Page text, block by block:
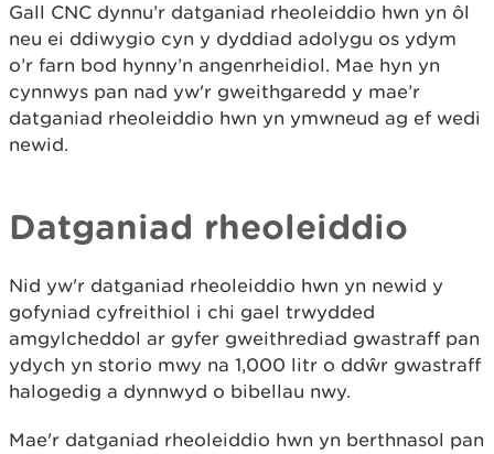
Gall CNC dynnu’r datganiad rheoleiddio hwn yn ôl
neu ei ddiwygio cyn y dyddiad adolygu os ydym
o’r farn bod hynny’n angenrheidiol. Mae hyn yn
cynnwys pan nad yw'r gweithgaredd y mae’r
datganiad rheoleiddio hwn yn ymwneud ag ef wedi
newid.
Datganiad rheoleiddio
Nid yw'r datganiad rheoleiddio hwn yn newid y
gofyniad cyfreithiol i chi gael trwydded
amgylcheddol ar gyfer gweithrediad gwastraff pan
ydych yn storio mwy na 1,000 litr o ddŵr gwastraff
halogedig a dynnwyd o bibellau nwy.
Mae'r datganiad rheoleiddio hwn yn berthnasol pan